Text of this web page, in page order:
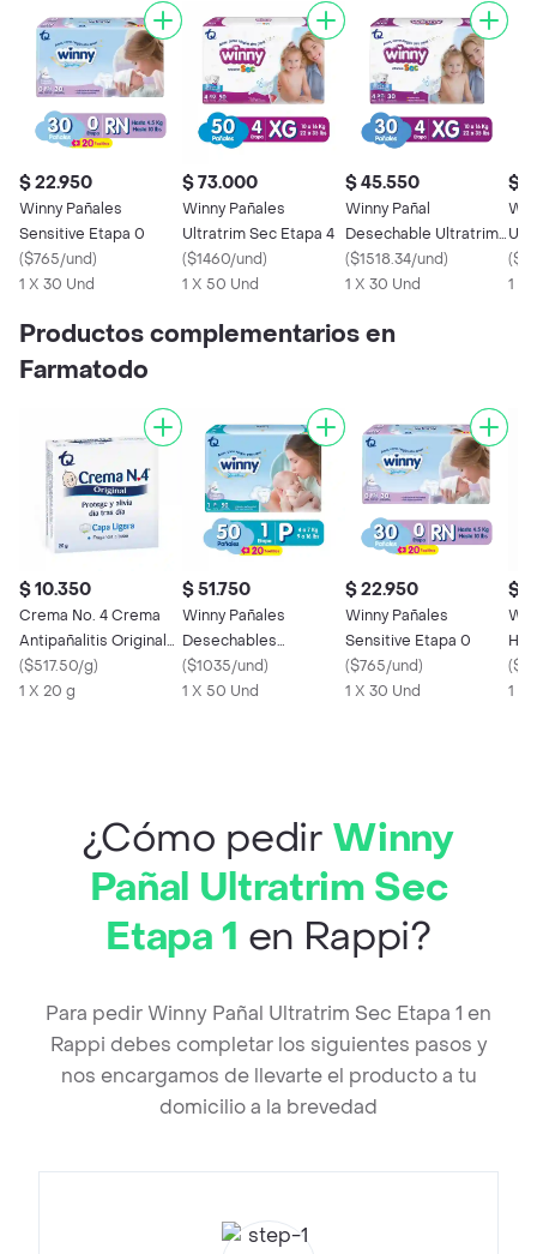
$ 22.950
Winny Pañales
Sensitive Etapa 0
($765/und)
1 X 30 Und
$ 73.000
Winny Pañales
Ultratrim Sec Etapa 4
($1460/und)
1 X 50 Und
$ 45.550
Winny Pañal
Desechable Ultratrim
Sec Etapa 4 XG
($1518.34/und)
1 X 30 Und
$
(
1 X
Productos complementarios en
Farmatodo
$ 10.350
Crema No. 4 Crema
Antipañalitis Original
Capa Ligera
($517.50/g)
1 X 20 g
$ 51.750
Winny Pañales
Desechables
Sensitive Etapa 1 +
Toallitas Húmedas
($1035/und)
1 X 50 Und
$ 22.950
Winny Pañales
Sensitive Etapa 0
($765/und)
1 X 30 Und
$
(
1 X
¿Cómo pedir Winny
Pañal Ultratrim Sec
Etapa 1 en Rappi?
Para pedir Winny Pañal Ultratrim Sec Etapa 1 en
Rappi debes completar los siguientes pasos y
nos encargamos de llevarte el producto a tu
domicilio a la brevedad